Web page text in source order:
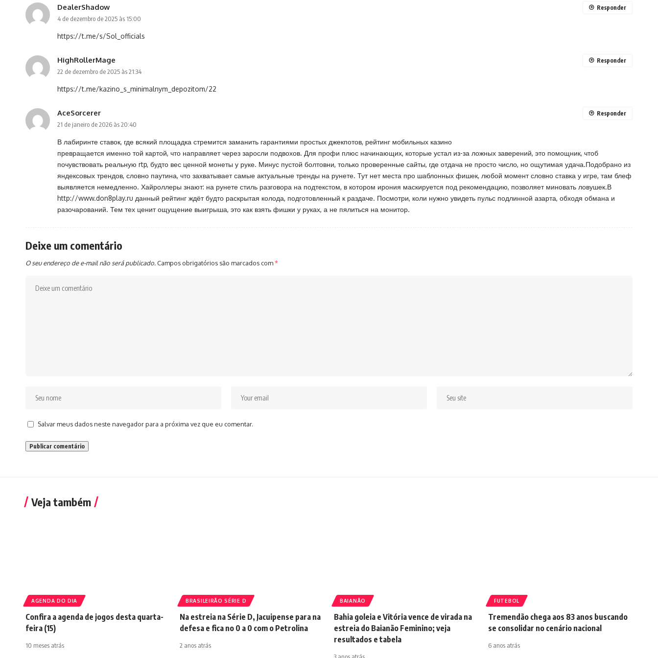
DealerShadow
4 de dezembro de 2025 às 15:00
https://t.me/s/Sol_officials
Responder
HighRollerMage
22 de dezembro de 2025 às 21:34
https://t.me/kazino_s_minimalnym_depozitom/22
Responder
AceSorcerer
21 de janeiro de 2026 às 20:40
В лабиринте ставок, где всякий площадка стремится заманить гарантиями простых джекпотов, рейтинг мобильных казино
превращается именно той картой, что направляет через заросли подвохов. Для профи плюс начинающих, которые устал из-за ложных заверений, это помощник, чтоб
почувствовать реальную rtp, будто вес ценной монеты у руке. Минус пустой болтовни, только проверенные сайты, где отдача не просто число, но ощутимая удача.Подобрано из
яндексовых трендов, словно паутина, что захватывает самые актуальные тренды на рунете. Тут нет места про шаблонных фишек, любой момент словно ставка у игре, там блеф
выявляется немедленно. Хайроллеры знают: на рунете стиль разговора на подтекстом, в котором ирония маскируется под рекомендацию, позволяет миновать ловушек.В
http://www.don8play.ru данный рейтинг ждёт будто раскрытая колода, подготовленный к раздаче. Посмотри, коли нужно увидеть пульс подлинной азарта, обходя обмана и
разочарований. Тем тех ценит ощущение выигрыша, это как взять фишки у руках, а не пялиться на монитор.
Responder
Deixe um comentário
O seu endereço de e-mail não será publicado. Campos obrigatórios são marcados com*
Salvar meus dados neste navegador para a próxima vez que eu comentar.
Veja também
AGENDA DO DIA
Confira a agenda de jogos desta quarta-
feira (15)
10 meses atrás
BRASILEIRÃO SÉRIE D
Na estreia na Série D, Jacuipense para na
defesa e fica no 0 a 0 com o Petrolina
2 anos atrás
BAIANÃO
Bahia goleia e Vitória vence de virada na
estreia do Baianão Feminino; veja
resultados e tabela
FUTEBOL
Tremendão chega aos 83 anos buscando
se consolidar no cenário nacional
6 anos atrás